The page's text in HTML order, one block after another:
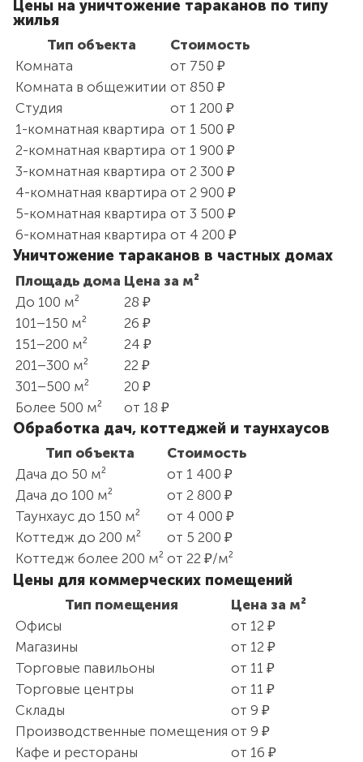
Цены на уничтожение тараканов по типу
жилья
Тип объекта
Стоимость
Комната
от 750 ₽
Комната в общежитии от 850 ₽
Студия
от 1 200 ₽
1-комнатная квартира от 1 500 ₽
2-комнатная квартира от 1 900 ₽
3-комнатная квартира от 2 300 ₽
4-комнатная квартира от 2 900 ₽
5-комнатная квартира от 3 500 ₽
6-комнатная квартира от 4 200 ₽
Уничтожение тараканов в частных домах
Площадь дома Цена за м²
До 100 м²
28 ₽
101–150 м²
26 ₽
151–200 м²
24 ₽
201–300 м²
22 ₽
301–500 м²
20 ₽
Более 500 м²
от 18 ₽
Обработка дач, коттеджей и таунхаусов
Тип объекта
Стоимость
Дача до 50 м²
от 1 400 ₽
Дача до 100 м²
от 2 800 ₽
Таунхаус до 150 м²
от 4 000 ₽
Коттедж до 200 м²
от 5 200 ₽
Коттедж более 200 м² от 22 ₽/м²
Цены для коммерческих помещений
Тип помещения
Цена за м²
Офисы
от 12 ₽
Магазины
от 12 ₽
Торговые павильоны
от 11 ₽
Торговые центры
от 11 ₽
Склады
от 9 ₽
Производственные помещения от 9 ₽
Кафе и рестораны
от 16 ₽